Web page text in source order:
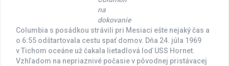
na
dokovanie
Columbia s posádkou strávili pri Mesiaci ešte nejaký čas a
o 6:55 odštartovala cestu spať domov. Dňa 24. júla 1969
v Tichom oceáne už čakala lietadlová loď USS Hornet.
Vzhľadom na nepriaznivé počasie v pôvodnej pristávacej